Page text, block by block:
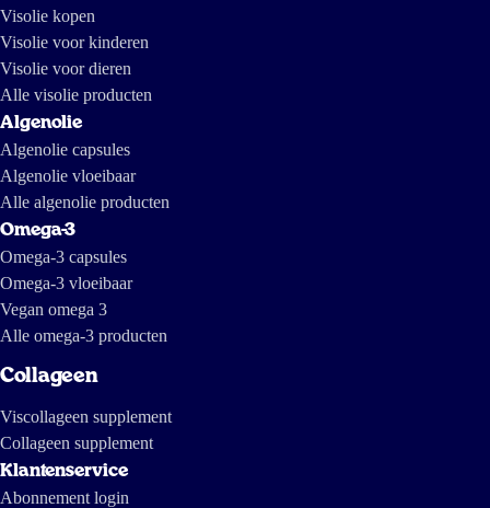
Visolie kopen
Visolie voor kinderen
Visolie voor dieren
Alle visolie producten
Algenolie
Algenolie capsules
Algenolie vloeibaar
Alle algenolie producten
Omega-3
Omega-3 capsules
Omega-3 vloeibaar
Vegan omega 3
Alle omega-3 producten
Collageen
Viscollageen supplement
Collageen supplement
Klantenservice
Abonnement login